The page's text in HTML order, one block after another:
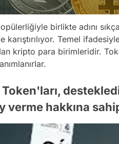
birlikte adını
karıştırılıyor. Temel
kripto para birimleridir.
Token'ları,
verme hakkına